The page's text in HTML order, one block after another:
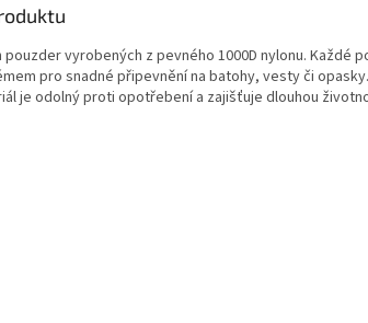
vyrobených z pevného 1000D nylonu. Každé
pro snadné připevnění na batohy, vesty či
je odolný proti opotřebení a zajišťuje dlouhou